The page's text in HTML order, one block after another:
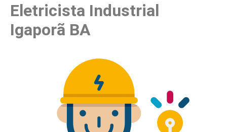
Eletricista Industrial
Igaporã BA